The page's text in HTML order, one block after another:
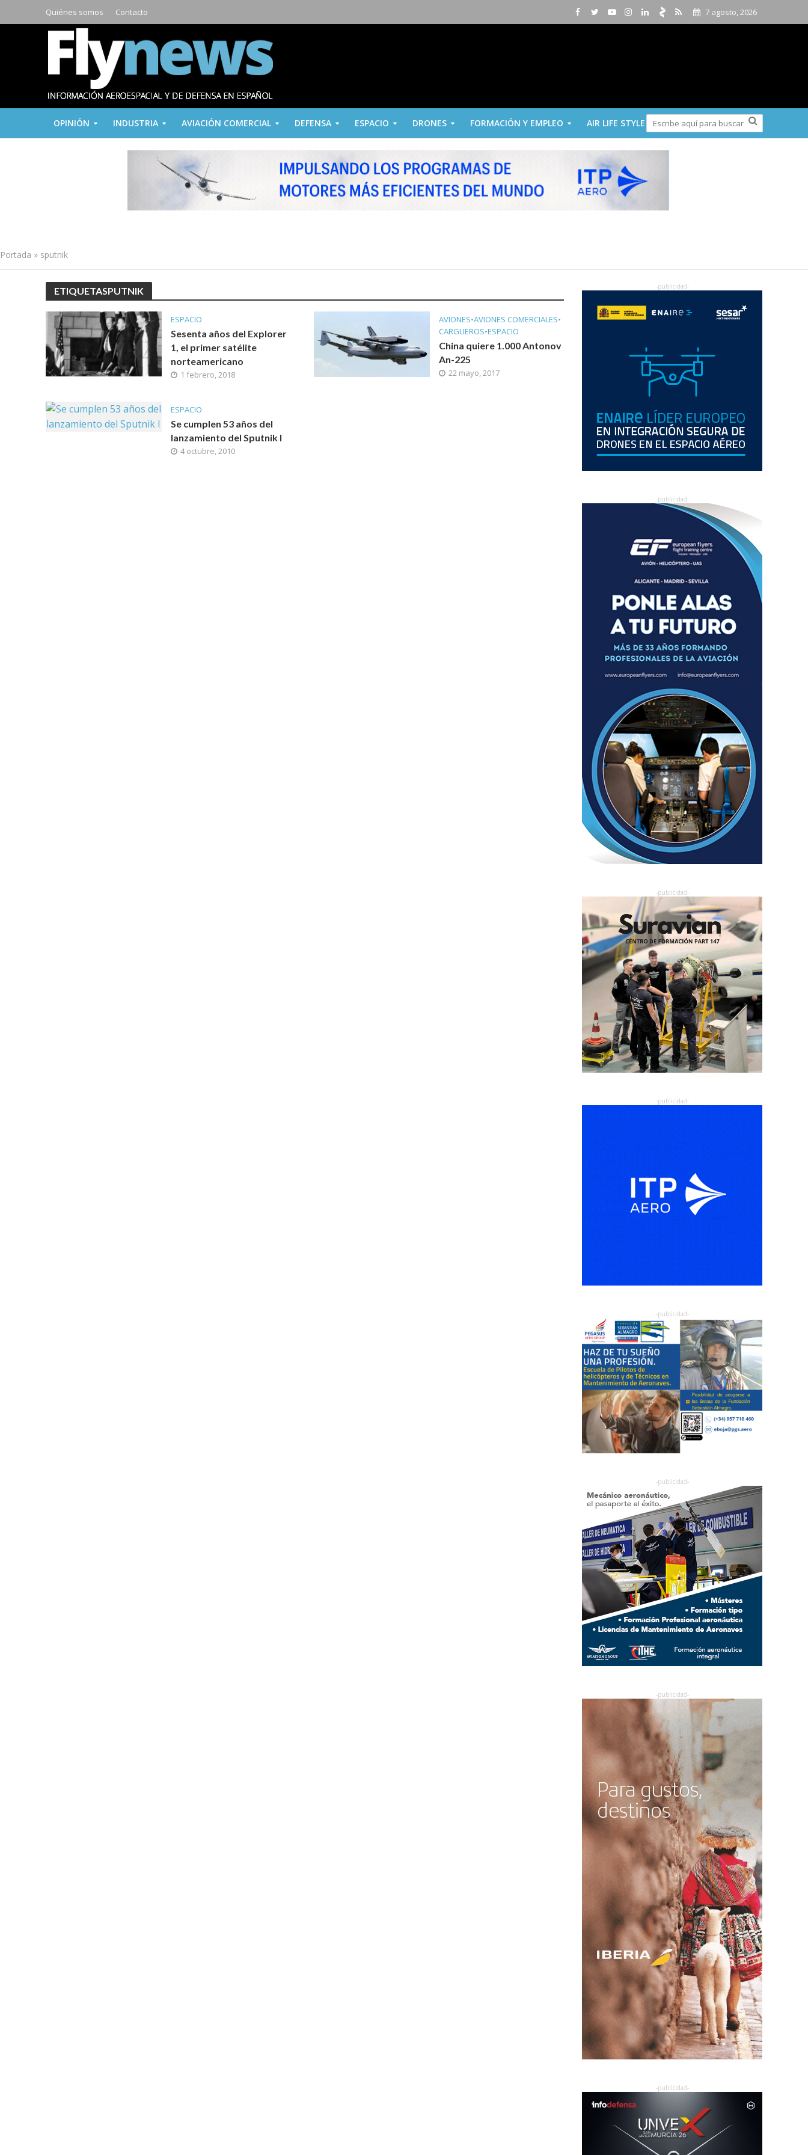
Quiénes somos Contacto 7 agosto, 2026
OPINIÓN INDUSTRIA AVIACIÓN COMERCIAL DEFENSA ESPACIO DRONES FORMACIÓN Y EMPLEO AIR LIFE STYLE
Portada » sputnik
ETIQUETASPUTNIK
ESPACIO
Sesenta años del Explorer
1, el primer satélite
norteamericano
1 febrero, 2018
AVIONES•AVIONES COMERCIALES•
CARGUEROS•ESPACIO
China quiere 1.000 Antonov
An-225
22 mayo, 2017
ESPACIO
Se cumplen 53 años del
lanzamiento del Sputnik I
4 octubre, 2010